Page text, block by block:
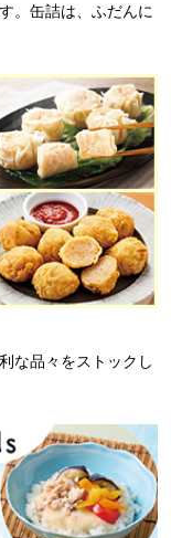
。缶詰は、ふだんに
な品々をストックし